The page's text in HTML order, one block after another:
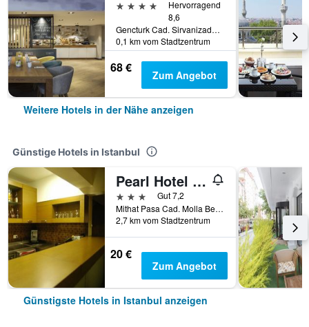
4 Sterne
Hervorragend
8,6
Gencturk Cad. Sirvanizade Sokak No. 5, Istanbul, Türkei
0,1 km vom Stadtzentrum
68 € Zum Angebot
Weitere Hotels in der Nähe anzeigen
Günstige Hotels in Istanbul
Pearl Hotel Istanbul
3 Sterne
Gut 7,2
Mithat Pasa Cad. Molla Bey Sok.No:10, Beyazit, Istanbul, Türkei
2,7 km vom Stadtzentrum
20 €
Zum Angebot
Günstigste Hotels in Istanbul anzeigen